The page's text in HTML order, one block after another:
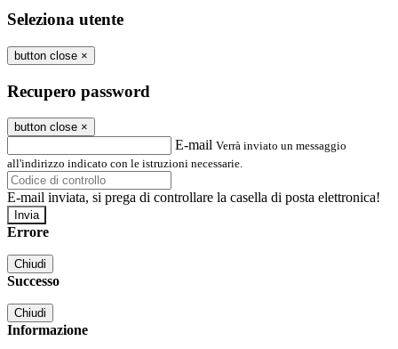
Seleziona utente
button close ×
Recupero password
button close ×
E-mail Verrà inviato un messaggio
all'indirizzo indicato con le istruzioni necessarie.
E-mail inviata, si prega di controllare la casella di posta elettronica!
Errore
Chiudi
Successo
Chiudi
Informazione